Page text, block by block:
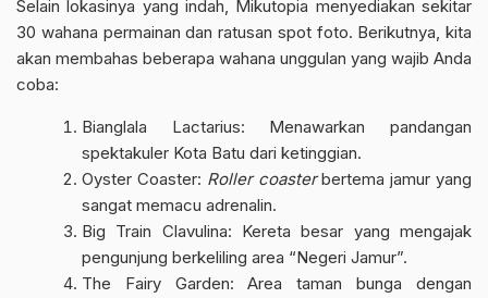
Selain lokasinya yang indah, Mikutopia menyediakan sekitar
30 wahana permainan dan ratusan spot foto. Berikutnya, kita
akan membahas beberapa wahana unggulan yang wajib Anda
coba:
Bianglala Lactarius: Menawarkan pandangan
spektakuler Kota Batu dari ketinggian.
Oyster Coaster: Roller coasterbertema jamur yang
sangat memacu adrenalin.
Big Train Clavulina: Kereta besar yang mengajak
pengunjung berkeliling area “Negeri Jamur”.
The Fairy Garden: Area taman bunga dengan